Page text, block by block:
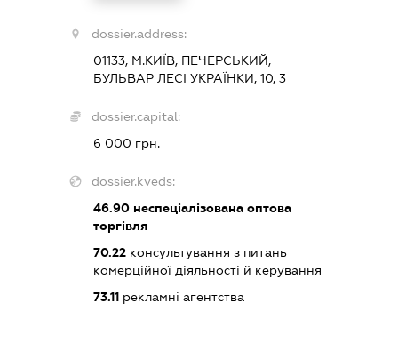
dossier.address:
01133, М.КИЇВ, ПЕЧЕРСЬКИЙ,
БУЛЬВАР ЛЕСІ УКРАЇНКИ, 10, 3
dossier.capital:
6 000 грн.
dossier.kveds:
46.90 неспеціалізована оптова
торгівля
70.22 консультування з питань
комерційної діяльності й керування
73.11 рекламні агентства